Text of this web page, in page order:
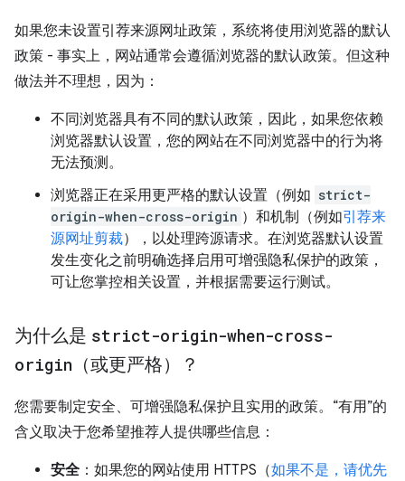
如果您未设置引荐来源网址政策，系统将使用浏览器的默认
政策 - 事实上，网站通常会遵循浏览器的默认政策。但这种
做法并不理想，因为：
不同浏览器具有不同的默认政策，因此，如果您依赖
浏览器默认设置，您的网站在不同浏览器中的行为将
无法预测。
浏览器正在采用更严格的默认设置（例如 strict-
origin-when-cross-origin ）和机制（例如引荐来
源网址剪裁），以处理跨源请求。在浏览器默认设置
发生变化之前明确选择启用可增强隐私保护的政策，
可让您掌控相关设置，并根据需要运行测试。
为什么是 strict-origin-when-cross-
origin （或更严格）？
您需要制定安全、可增强隐私保护且实用的政策。“有用”的
含义取决于您希望推荐人提供哪些信息：
安全 ：如果您的网站使用 HTTPS（如果不是，请优先